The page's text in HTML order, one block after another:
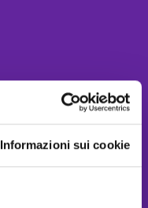
Informazioni sui cookie